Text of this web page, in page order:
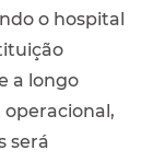
o hospital
a longo
será